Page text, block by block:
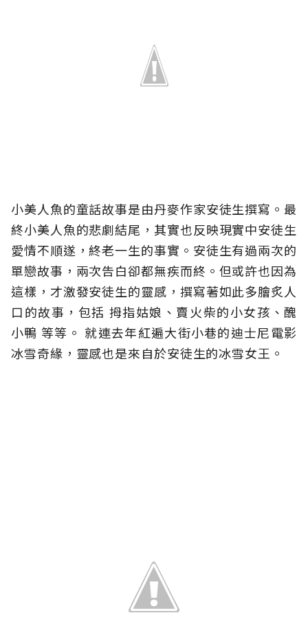
小美人魚的童話故事是由丹麥作家安徒生撰寫。最
終小美人魚的悲劇結尾，其實也反映現實中安徒生
愛情不順遂，終老一生的事實。安徒生有過兩次的
單戀故事，兩次告白卻都無疾而終。但或許也因為
這樣，才激發安徒生的靈感，撰寫著如此多膾炙人
口的故事，包括 拇指姑娘、賣火柴的小女孩、醜
小鴨 等等。 就連去年紅遍大街小巷的迪士尼電影
冰雪奇緣，靈感也是來自於安徒生的冰雪女王。